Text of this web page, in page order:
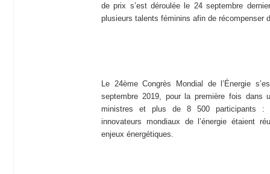
de prix s’est déroulée le 24 septembre
plusieurs talents féminins afin de récompenser
Le 24ème Congrès Mondial de l’Énergie
septembre 2019, pour la première fois dans
ministres et plus de 8 500 participants :
innovateurs mondiaux de l’énergie étaient
enjeux énergétiques.